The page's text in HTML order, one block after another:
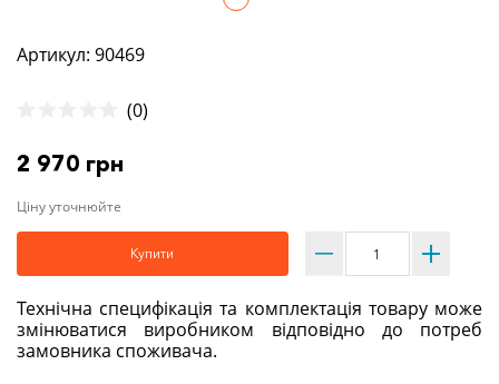
Артикул: 90469
(0)
2 970 грн
Ціну уточнюйте
Купити
Технічна специфікація та комплектація товару може
змінюватися виробником відповідно до потреб
замовника споживача.